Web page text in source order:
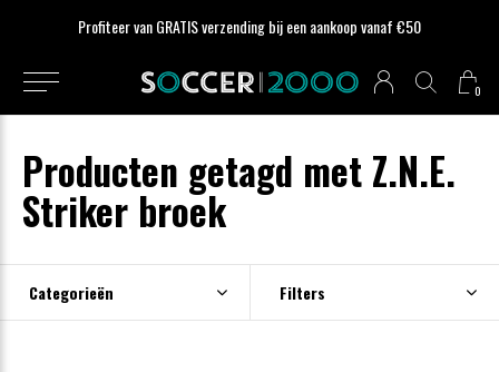
0
Profiteer van GRATIS verzending bij een aankoop vanaf €50
Producten getagd met Z.N.E.
Striker broek
Categorieën Filters